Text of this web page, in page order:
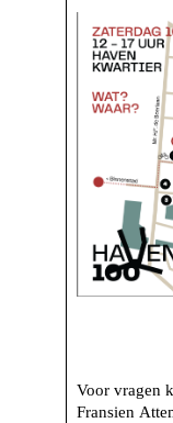
Voor vragen
Fransien